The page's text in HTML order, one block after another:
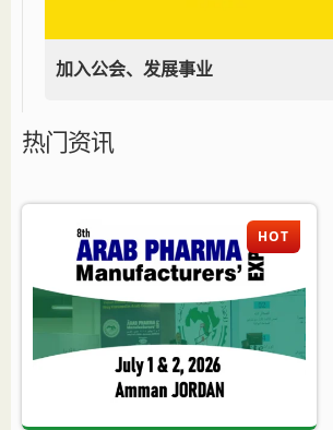
加入公会、发展事业
热门资讯
HOT